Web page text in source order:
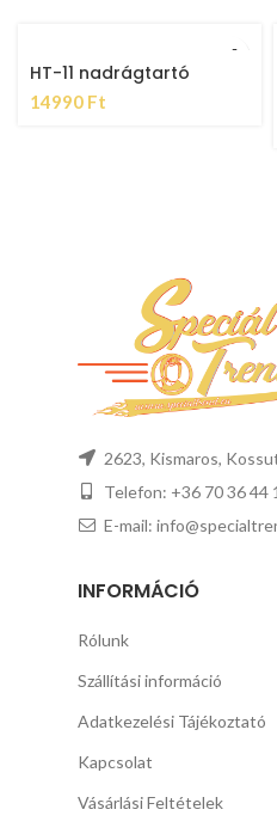
HT-11 nadrágtartó
14990 Ft
2623, Kismaros,
Telefon: +36 70 36 44
E-mail:
INFORMÁCIÓ
Rólunk
Szállítási információ
Adatkezelési Tájékoztató
Kapcsolat
Vásárlási Feltételek